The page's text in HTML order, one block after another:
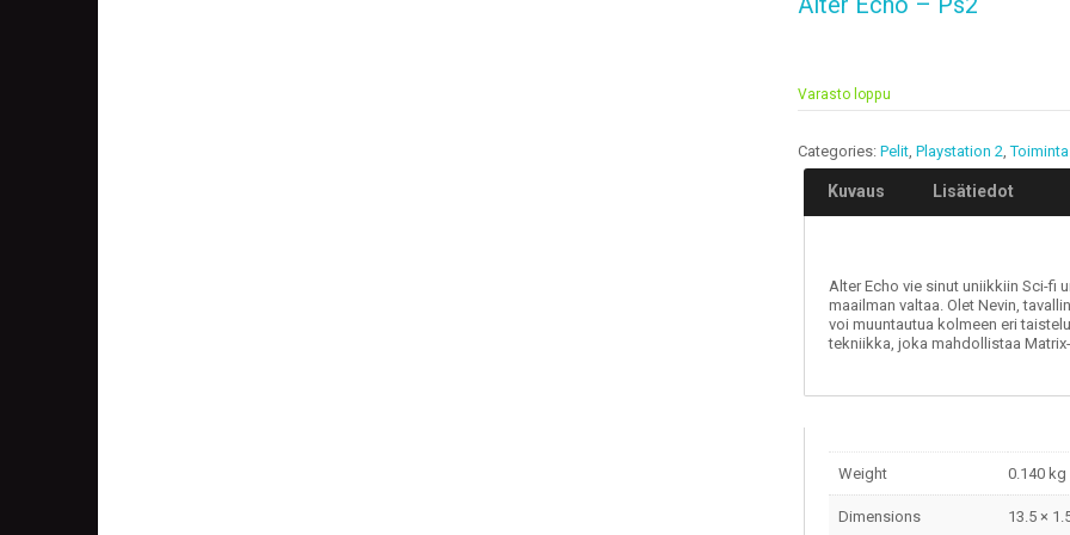
Varasto loppu
Categories: Pelit, Playstation 2,Toiminta
Kuvaus Lisätiedot
Alter Echo vie sinut uniikkiin Sci-fi
maailman valtaa. Olet Nevin,
voi muuntautua kolmeen eri
tekniikka, joka mahdollistaa
Weight 0.140 kg
Dimensions 13.5 ×